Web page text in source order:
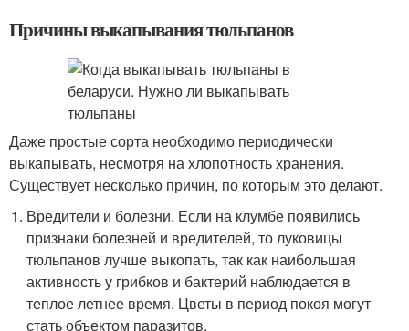
Причины выкапывания тюльпанов
Даже простые сорта необходимо периодически
выкапывать, несмотря на хлопотность хранения.
Существует несколько причин, по которым это делают.
Вредители и болезни. Если на клумбе появились
признаки болезней и вредителей, то луковицы
тюльпанов лучше выкопать, так как наибольшая
активность у грибков и бактерий наблюдается в
теплое летнее время. Цветы в период покоя могут
стать объектом паразитов.